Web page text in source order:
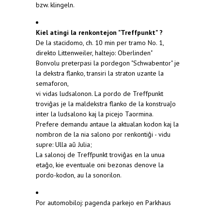
bzw. klingeln.
Kiel atingi la renkontejon "Treffpunkt" ?
De la stacidomo, ch. 10 min per tramo No. 1,
direkto Littenweiler, haltejo: Oberlinden"
Bonvolu preterpasi la pordegon "Schwabentor" je
la dekstra flanko, transiri la straton uzante la
semaforon,
vi vidas ludsalonon. La pordo de Treffpunkt
troviĝas je la maldekstra flanko de la konstruaĵo
inter la ludsalono kaj la picejo Taormina.
Prefere demandu antaue la aktualan kodon kaj la
nombron de la nia salono por renkontiĝi - vidu
supre: Ulla aŭ Julia;
La salonoj de Treffpunkt troviĝas en la unua
etaĝo, kie eventuale oni bezonas denove la
pordo-kodon, au la sonorilon.
Por automobiloj: pagenda parkejo en Parkhaus